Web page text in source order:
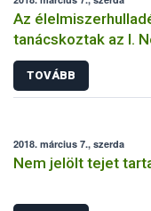
Az
tanácskoztak az I.
TOVÁBB
2018. március 7., szerda
Nem jelölt tejet